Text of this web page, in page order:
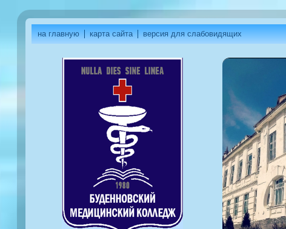
на главную карта сайта версия для слабовидящих